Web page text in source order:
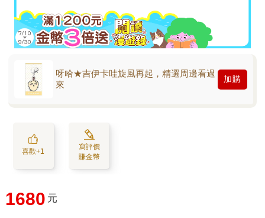
呀哈★吉伊卡哇旋風再起，精選周邊看過
來
加購
喜歡+1
寫評價
賺金幣
1680 元